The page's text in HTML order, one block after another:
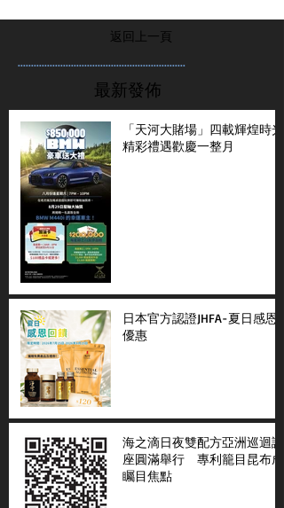
返回上一頁
...............................................................
最新發佈
「天河大賭場」四載輝煌時光
精彩禮遇歡慶一整月
日本官方認證JHFA-夏日感恩
優惠
海之滴日夜雙配方亞洲巡迴講
座圓滿舉行 專利籠目昆布成
矚目焦點